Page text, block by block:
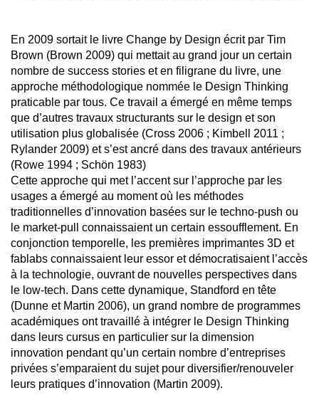
En 2009 sortait le livre Change by Design écrit par Tim
Brown (Brown 2009) qui mettait au grand jour un certain
nombre de success stories et en filigrane du livre, une
approche méthodologique nommée le Design Thinking
praticable par tous. Ce travail a émergé en même temps
que d’autres travaux structurants sur le design et son
utilisation plus globalisée (Cross 2006 ; Kimbell 2011 ;
Rylander 2009) et s’est ancré dans des travaux antérieurs
(Rowe 1994 ; Schön 1983)
Cette approche qui met l’accent sur l’approche par les
usages a émergé au moment où les méthodes
traditionnelles d’innovation basées sur le techno-push ou
le market-pull connaissaient un certain essoufflement. En
conjonction temporelle, les premières imprimantes 3D et
fablabs connaissaient leur essor et démocratisaient l’accès
à la technologie, ouvrant de nouvelles perspectives dans
le low-tech. Dans cette dynamique, Standford en tête
(Dunne et Martin 2006), un grand nombre de programmes
académiques ont travaillé à intégrer le Design Thinking
dans leurs cursus en particulier sur la dimension
innovation pendant qu’un certain nombre d’entreprises
privées s’emparaient du sujet pour diversifier/renouveler
leurs pratiques d’innovation (Martin 2009).